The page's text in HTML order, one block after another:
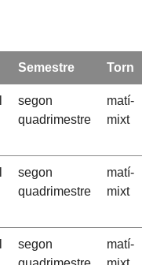
Semestre Torn
segon
quadrimestre
matí-
mixt
segon
quadrimestre
matí-
mixt
segon
matí-